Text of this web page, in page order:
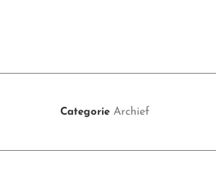
Categorie Archief